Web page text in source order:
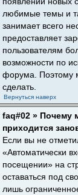
любимые темы и
занимает всего
предоставляет
пользователям
возможности по
форума. Поэтому
сделать.
Вернуться наверх
faq#02 » Почему
приходится
Если вы не
«Автоматически
посещении» на
оставаться под
лишь